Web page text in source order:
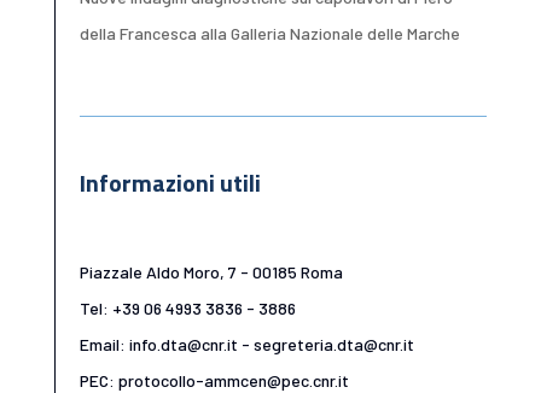
della Francesca alla Galleria Nazionale delle Marche
Informazioni utili
Piazzale Aldo Moro, 7 - 00185 Roma
Tel: +39 06 4993 3836 - 3886
Email: info.dta@cnr.it - segreteria.dta@cnr.it
PEC: protocollo-ammcen@pec.cnr.it